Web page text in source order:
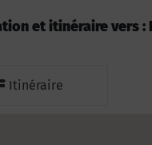
et itinéraire vers :
Itinéraire